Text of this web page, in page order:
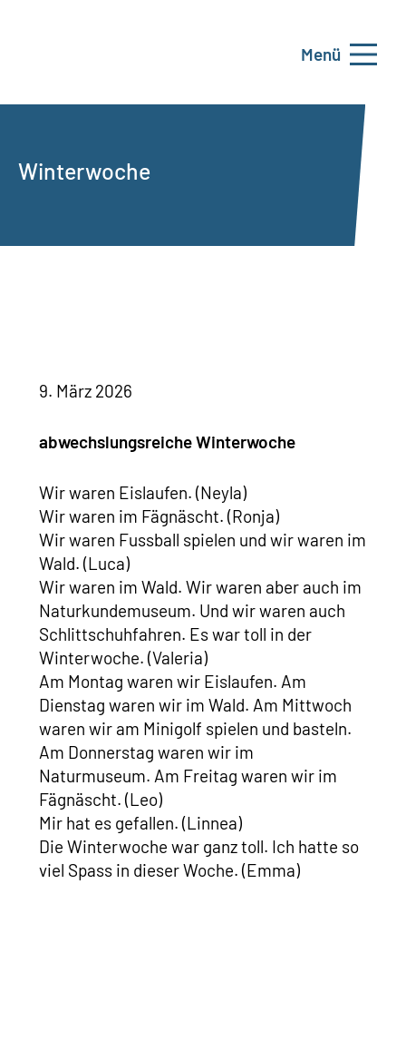
Menü
Winterwoche
9. März 2026
abwechslungsreiche Winterwoche
Wir waren Eislaufen. (Neyla)
Wir waren im Fägnäscht. (Ronja)
Wir waren Fussball spielen und wir waren im
Wald. (Luca)
Wir waren im Wald. Wir waren aber auch im
Naturkundemuseum. Und wir waren auch
Schlittschuhfahren. Es war toll in der
Winterwoche. (Valeria)
Am Montag waren wir Eislaufen. Am
Dienstag waren wir im Wald. Am Mittwoch
waren wir am Minigolf spielen und basteln.
Am Donnerstag waren wir im
Naturmuseum. Am Freitag waren wir im
Fägnäscht. (Leo)
Mir hat es gefallen. (Linnea)
Die Winterwoche war ganz toll. Ich hatte so
viel Spass in dieser Woche. (Emma)